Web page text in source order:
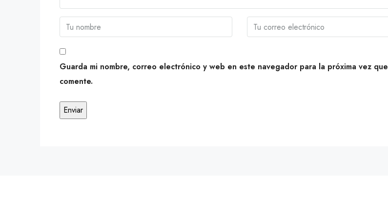
Guarda mi nombre, correo electrónico y web en este navegador para la próxima vez que
comente.